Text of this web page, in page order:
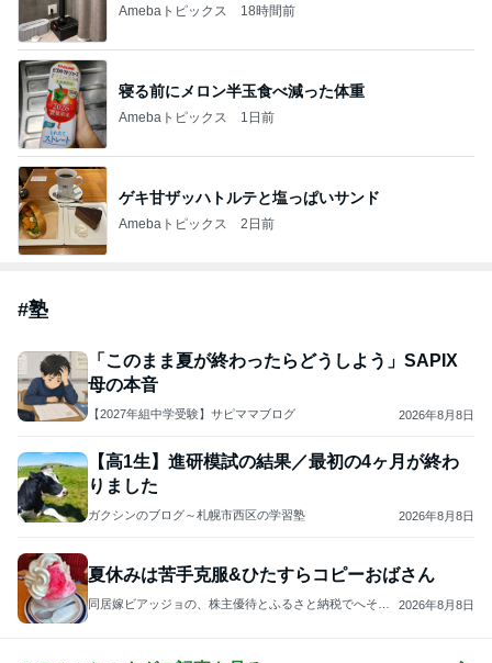
Amebaトピックス 18時間前
寝る前にメロン半玉食べ減った体重
Amebaトピックス 1日前
ゲキ甘ザッハトルテと塩っぱいサンド
Amebaトピックス 2日前
#塾
「このまま夏が終わったらどうしよう」SAPIX
母の本音
【2027年組中学受験】サピママブログ 2026年8月8日
【高1生】進研模試の結果／最初の4ヶ月が終わ
りました
ガクシンのブログ～札幌市西区の学習塾 2026年8月8日
夏休みは苦手克服&ひたすらコピーおばさん
同居嫁ビアッジョの、株主優待とふるさと納税でへそく
2026年8月8日